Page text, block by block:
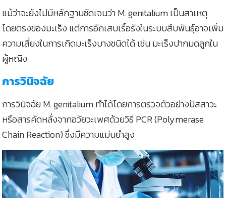
แม้ว่าจะยังไม่มีหลักฐานชัดเจนว่า M. genitalium เป็นสาเหตุ
โดยตรงของมะเร็ง แต่การอักเสบเรื้อรังในระบบสืบพันธุ์อาจเพิ่ม
ความเสี่ยงในการเกิดมะเร็งบางชนิดได้ เช่น มะเร็งปากมดลูกใน
ผู้หญิง
การวินิจฉัย
การวินิจฉัย M. genitalium ทำได้โดยการตรวจตัวอย่างปัสสาวะ
หรือสารคัดหลั่งจากอวัยวะเพศด้วยวิธี PCR (Polymerase
Chain Reaction) ซึ่งมีความแม่นยำสูง